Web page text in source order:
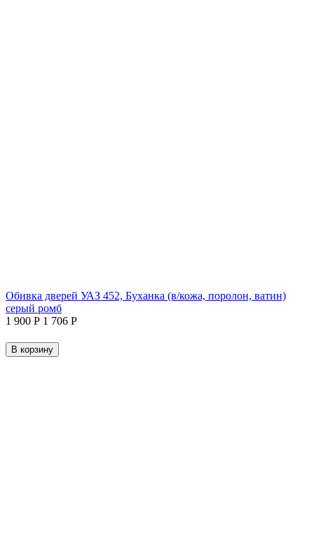
Обивка дверей УАЗ 452, Буханка (в/кожа, поролон, ватин)
серый ромб
1 900 Р 1 706 Р
В корзину